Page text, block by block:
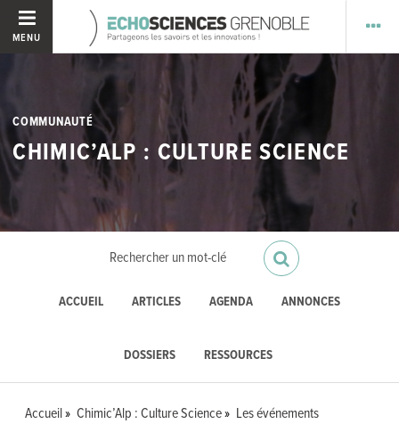
MENU
COMMUNAUTÉ
CHIMIC’ALP : CULTURE SCIENCE
ACCUEIL ARTICLES AGENDA ANNONCES
DOSSIERS RESSOURCES
Accueil Chimic’Alp : Culture Science
Les événements